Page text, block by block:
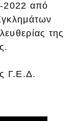
2022 από
της
Γ.Ε.Δ.